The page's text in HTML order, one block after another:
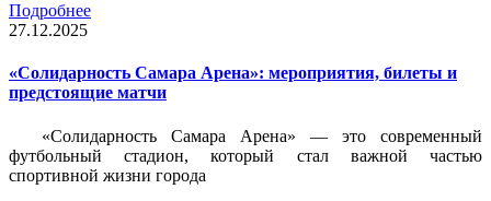
Подробнее
27.12.2025
«Солидарность Самара Арена»: мероприятия, билеты и
предстоящие матчи
«Солидарность Самара Арена» — это современный
футбольный стадион, который стал важной частью
спортивной жизни города